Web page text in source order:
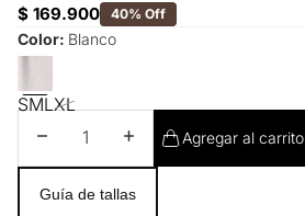
$ 169.900 40% Off
Color: Blanco
SML XL
Disminuir cantidadAumentar cantidad
Agregar al carrito
Guía de tallas